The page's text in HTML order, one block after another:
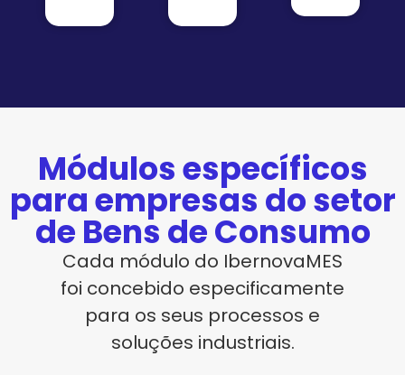
Módulos específicos
para empresas do setor
de Bens de Consumo
Cada módulo do IbernovaMES
foi concebido especificamente
para os seus processos e
soluções industriais.